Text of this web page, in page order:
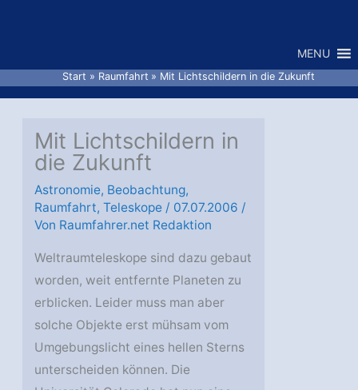
MENU
Start Raumfahrt Mit Lichtschildern in die Zukunft
Mit Lichtschildern in
die Zukunft
Astronomie, Beobachtung,
Raumfahrt,Teleskope / 07.07.2006 /
Von Raumfahrer.net Redaktion
Weltraumteleskope sind dazu gebaut
worden, weit entfernte Planeten zu
erblicken. Leider muss man aber
solche Objekte erst mühsam vom
Umgebungslicht eines hellen Sterns
unterscheiden können. Die